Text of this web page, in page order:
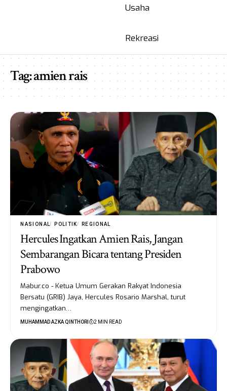
Usaha
Rekreasi
Tag:amien rais
NASIONAL POLITIK REGIONAL
Hercules Ingatkan Amien Rais, Jangan
Sembarangan Bicara tentang Presiden
Prabowo
Mabur.co - Ketua Umum Gerakan Rakyat Indonesia
Bersatu (GRIB) Jaya, Hercules Rosario Marshal, turut
mengingatkan…
MUHAMMAD AZKA QINTHORI 2 MIN READ